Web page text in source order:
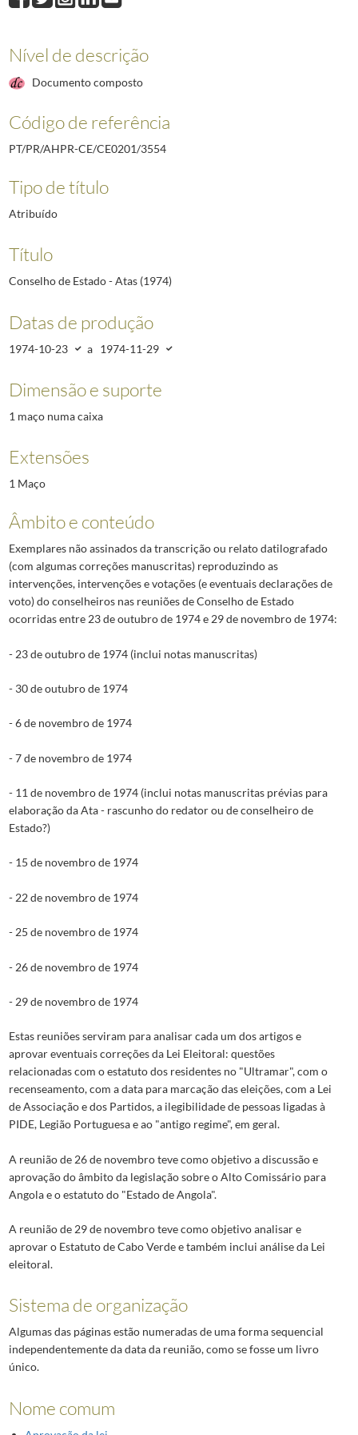
Nível de descrição
Documento composto
Código de referência
PT/PR/AHPR-CE/CE0201/3554
Tipo de título
Atribuído
Título
Conselho de Estado - Atas (1974)
Datas de produção
1974-10-23 a 1974-11-29
Dimensão e suporte
1 maço numa caixa
Extensões
1 Maço
Âmbito e conteúdo
Exemplares não assinados da transcrição ou relato datilografado
(com algumas correções manuscritas) reproduzindo as
intervenções, intervenções e votações (e eventuais declarações de
voto) do conselheiros nas reuniões de Conselho de Estado
ocorridas entre 23 de outubro de 1974 e 29 de novembro de 1974:
- 23 de outubro de 1974 (inclui notas manuscritas)
- 30 de outubro de 1974
- 6 de novembro de 1974
- 7 de novembro de 1974
- 11 de novembro de 1974 (inclui notas manuscritas prévias para
elaboração da Ata - rascunho do redator ou de conselheiro de
Estado?)
- 15 de novembro de 1974
- 22 de novembro de 1974
- 25 de novembro de 1974
- 26 de novembro de 1974
- 29 de novembro de 1974
Estas reuniões serviram para analisar cada um dos artigos e
aprovar eventuais correções da Lei Eleitoral: questões
relacionadas com o estatuto dos residentes no "Ultramar", com o
recenseamento, com a data para marcação das eleições, com a Lei
de Associação e dos Partidos, a ilegibilidade de pessoas ligadas à
PIDE, Legião Portuguesa e ao "antigo regime", em geral.
A reunião de 26 de novembro teve como objetivo a discussão e
aprovação do âmbito da legislação sobre o Alto Comissário para
Angola e o estatuto do "Estado de Angola".
A reunião de 29 de novembro teve como objetivo analisar e
aprovar o Estatuto de Cabo Verde e também inclui análise da Lei
eleitoral.
Sistema de organização
Algumas das páginas estão numeradas de uma forma sequencial
independentemente da data da reunião, como se fosse um livro
único.
Nome comum